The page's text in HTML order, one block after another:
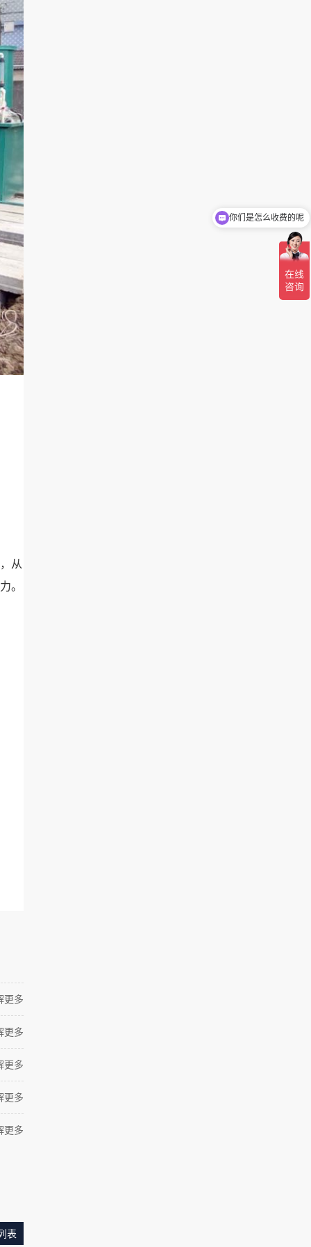
从
。
更多
更多
更多
更多
更多
表
现在有优惠活动吗